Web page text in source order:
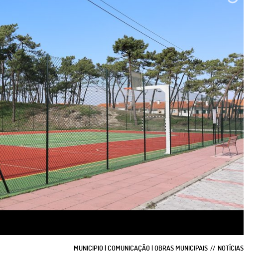
MUNICIPIO | COMUNICAÇÃO | OBRAS MUNICIPAIS NOTÍCIAS